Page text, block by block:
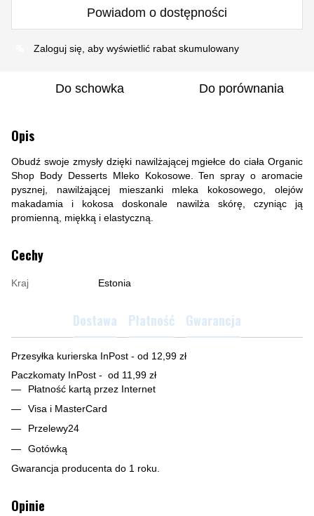
Powiadom o dostępności
Zaloguj się , aby wyświetlić rabat skumulowany
Do schowka Do porównania
Opis
Obudź swoje zmysły dzięki nawilżającej mgiełce do ciała Organic
Shop Body Desserts Mleko Kokosowe. Ten spray o aromacie
pysznej, nawilżającej mieszanki mleka kokosowego, olejów
makadamia i kokosa doskonale nawilża skórę, czyniąc ją
promienną, miękką i elastyczną.
Cechy
Kraj Estonia
Dostawa Płatność Gwarancja
Przesyłka kurierska InPost - od 12,99 zł
Paczkomaty InPost - od 11,99 zł
Płatność kartą przez Internet
Visa i MasterCard
Przelewy24
Gotówką
Gwarancja producenta do 1 roku.
Opinie